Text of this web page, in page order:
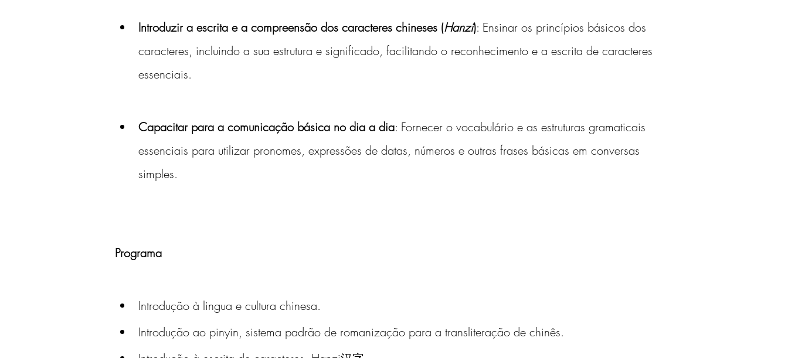
Introduzir a escrita e a compreensão dos caracteres chineses (Hanzi): Ensinar os princípios básicos dos
caracteres, incluindo a sua estrutura e significado, facilitando o reconhecimento e a escrita de caracteres
essenciais.
Capacitar para a comunicação básica no dia a dia: Fornecer o vocabulário e as estruturas gramaticais
essenciais para utilizar pronomes, expressões de datas, números e outras frases básicas em conversas
simples.
Programa
Introdução à lingua e cultura chinesa.
Introdução ao pinyin, sistema padrão de romanização para a transliteração de chinês.